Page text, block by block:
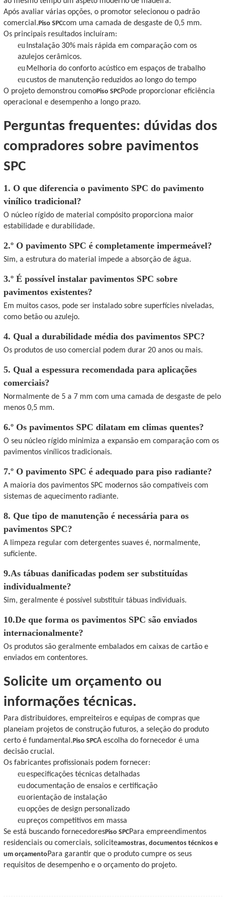
Após avaliar várias opções, o promotor selecionou o padrão
comercial.Piso SPCcom uma camada de desgaste de 0,5 mm.
Os principais resultados incluíram:
euInstalação 30% mais rápida em comparação com os
azulejos cerâmicos.
euMelhoria do conforto acústico em espaços de trabalho
eucustos de manutenção reduzidos ao longo do tempo
O projeto demonstrou comoPiso SPCPode proporcionar eficiência
operacional e desempenho a longo prazo.
Perguntas frequentes: dúvidas dos
compradores sobre pavimentos
SPC
1. O que diferencia o pavimento SPC do pavimento
vinílico tradicional?
O núcleo rígido de material compósito proporciona maior
estabilidade e durabilidade.
2.º O pavimento SPC é completamente impermeável?
Sim, a estrutura do material impede a absorção de água.
3.º É possível instalar pavimentos SPC sobre
pavimentos existentes?
Em muitos casos, pode ser instalado sobre superfícies niveladas,
como betão ou azulejo.
4. Qual a durabilidade média dos pavimentos SPC?
Os produtos de uso comercial podem durar 20 anos ou mais.
5. Qual a espessura recomendada para aplicações
comerciais?
Normalmente de 5 a 7 mm com uma camada de desgaste de pelo
menos 0,5 mm.
6.º Os pavimentos SPC dilatam em climas quentes?
O seu núcleo rígido minimiza a expansão em comparação com os
pavimentos vinílicos tradicionais.
7.º O pavimento SPC é adequado para piso radiante?
A maioria dos pavimentos SPC modernos são compatíveis com
sistemas de aquecimento radiante.
8. Que tipo de manutenção é necessária para os
pavimentos SPC?
A limpeza regular com detergentes suaves é, normalmente,
suficiente.
9.As tábuas danificadas podem ser substituídas
individualmente?
Sim, geralmente é possível substituir tábuas individuais.
10.De que forma os pavimentos SPC são enviados
internacionalmente?
Os produtos são geralmente embalados em caixas de cartão e
enviados em contentores.
Solicite um orçamento ou
informações técnicas.
Para distribuidores, empreiteiros e equipas de compras que
planeiam projetos de construção futuros, a seleção do produto
certo é fundamental.Piso SPCA escolha do fornecedor é uma
decisão crucial.
Os fabricantes profissionais podem fornecer:
euespecificações técnicas detalhadas
eudocumentação de ensaios e certificação
euorientação de instalação
euopções de design personalizado
eupreços competitivos em massa
Se está buscando fornecedoresPiso SPCPara empreendimentos
residenciais ou comerciais, soliciteamostras, documentos técnicos e
um orçamentoPara garantir que o produto cumpre os seus
requisitos de desempenho e o orçamento do projeto.